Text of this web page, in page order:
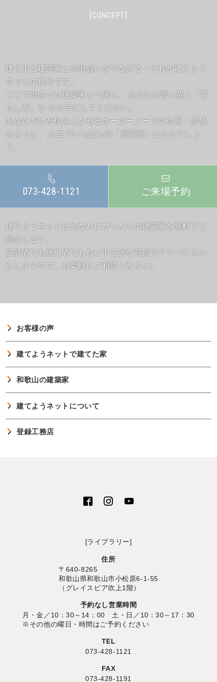
[CONCEPT]
建て主と建築家との出会いをつなげる－それが建てよう
ネットの務めです。
ここで出会った建築家と一緒に、
あなたが思い描く「暮
らし方」を カタチにしてください。
あなただけが住みこなせるオーダーメードの住居・店舗
はきっと、
人生でいちばんの「居場所」になるでしょ
う。
073-428-1121 ご来場予約
建てようネットはあなたにぴったりの建築家を無料でご
紹介します。
設計者でも施工者でもない中立的な視点でアドバイスい
たしますので、お気軽にご相談ください。
お客様の声
建てようネットで建てた家
和歌山の建築家
建てようネットについて
登録工務店
[ライブラリー]
住所
〒640-8265
和歌山県和歌山市小松原6-1-55
（グレイスピア吹上1階）
予約なし営業時間
月・金／10：30～14：00 土・日／10：30～17：30
※その他の曜日・時間はご予約ください
TEL
073-428-1121
FAX
073-428-1191